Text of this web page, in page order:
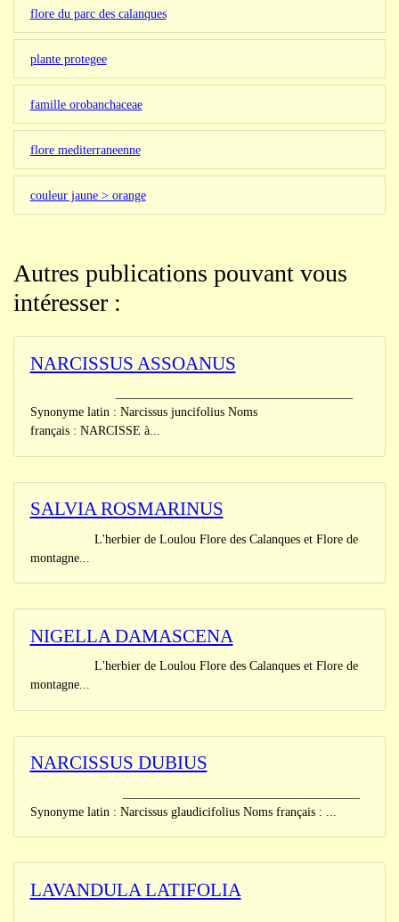
flore du parc des calanques
plante protegee
famille orobanchaceae
flore mediterraneenne
couleur jaune > orange
Autres publications pouvant vous
intéresser :
NARCISSUS ASSOANUS
Synonyme latin : Narcissus juncifolius Noms
français : NARCISSE à...
SALVIA ROSMARINUS
L'herbier de Loulou Flore des Calanques et Flore de
montagne...
NIGELLA DAMASCENA
L'herbier de Loulou Flore des Calanques et Flore de
montagne...
NARCISSUS DUBIUS
Synonyme latin : Narcissus glaudicifolius Noms français : ...
LAVANDULA LATIFOLIA